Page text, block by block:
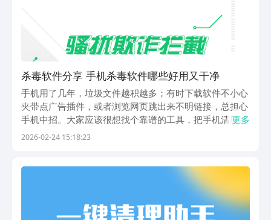
杀毒软件分享 手机杀毒软件哪些好用又干净
手机用了几年，垃圾文件越积越多；有时下载软件不小心
夹带点广告插件，或者浏览网页跳出来不明链接，总担心
手机中招。大家应该很想找个靠谱的工具，把手机清理利
索、防护到位，那么小编接下来就带来杀毒软件推荐。下
更多
2026-02-24 15:18:23